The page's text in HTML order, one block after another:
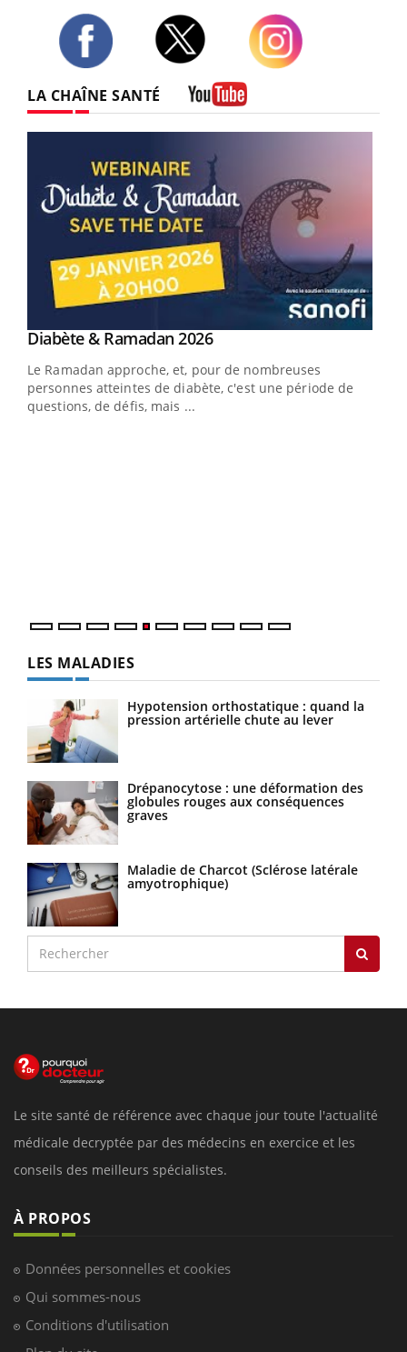
LA CHAÎNE SANTÉ
Youtube
Diabète & Ramadan 2026Youtube
Le Ramadan approche, et, pour de nombreuses
personnes atteintes de diabète, c'est une période de
questions, de défis, mais ...
LES MALADIES
Hypotension orthostatique : quand la
pression artérielle chute au lever
Drépanocytose : une déformation des
globules rouges aux conséquences
graves
Maladie de Charcot (Sclérose latérale
amyotrophique)
Le site santé de référence avec chaque jour toute l'actualité
médicale decryptée par des médecins en exercice et les
conseils des meilleurs spécialistes.
À PROPOS
Données personnelles et cookies
Qui sommes-nous
Conditions d'utilisation